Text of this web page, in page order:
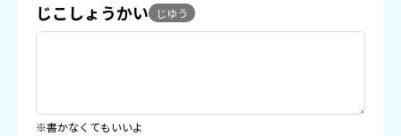
じこしょうかい じゆう
※書かなくてもいいよ